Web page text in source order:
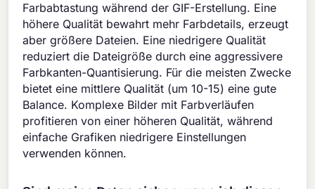
Farbabtastung während der GIF-Erstellung. Eine
höhere Qualität bewahrt mehr Farbdetails, erzeugt
aber größere Dateien. Eine niedrigere Qualität
reduziert die Dateigröße durch eine aggressivere
Farbkanten-Quantisierung. Für die meisten Zwecke
bietet eine mittlere Qualität (um 10-15) eine gute
Balance. Komplexe Bilder mit Farbverläufen
profitieren von einer höheren Qualität, während
einfache Grafiken niedrigere Einstellungen
verwenden können.